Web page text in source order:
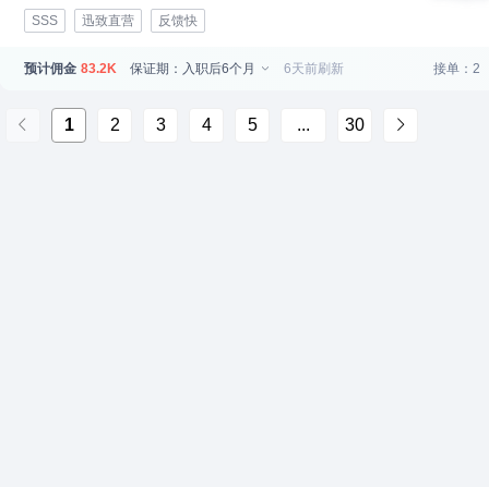
SSS 迅致直营 反馈快
预计佣金 83.2K 保证期：入职后6个月 6天前刷新 接单：2
1 2 3 4 5 ... 30